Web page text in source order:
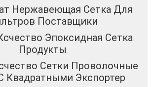
Нержавеющая Сетка Для
Поставщики
Эпоксидная Сетка
Продукты
Сетки Проволочные
Квадратными Экспортер